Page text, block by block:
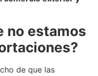
no estamos
de que las